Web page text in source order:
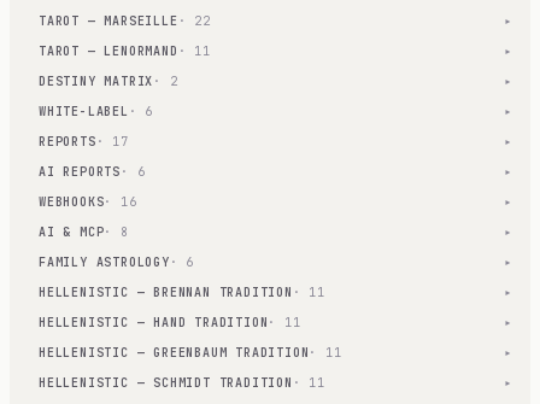
TAROT — MARSEILLE · 22 ▾
TAROT — LENORMAND · 11 ▾
DESTINY MATRIX · 2 ▾
WHITE-LABEL · 6 ▾
REPORTS · 17 ▾
AI REPORTS · 6 ▾
WEBHOOKS· 16 ▾
AI & MCP· 8 ▾
FAMILY ASTROLOGY · 6 ▾
HELLENISTIC — BRENNAN TRADITION · 11 ▾
HELLENISTIC — HAND TRADITION · 11 ▾
HELLENISTIC — GREENBAUM TRADITION · 11 ▾
HELLENISTIC — SCHMIDT TRADITION · 11 ▾